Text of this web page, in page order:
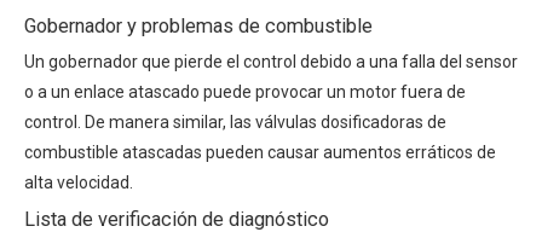
Gobernador y problemas de combustible
Un gobernador que pierde el control debido a una falla del sensor
o a un enlace atascado puede provocar un motor fuera de
control. De manera similar, las válvulas dosificadoras de
combustible atascadas pueden causar aumentos erráticos de
alta velocidad.
Lista de verificación de diagnóstico